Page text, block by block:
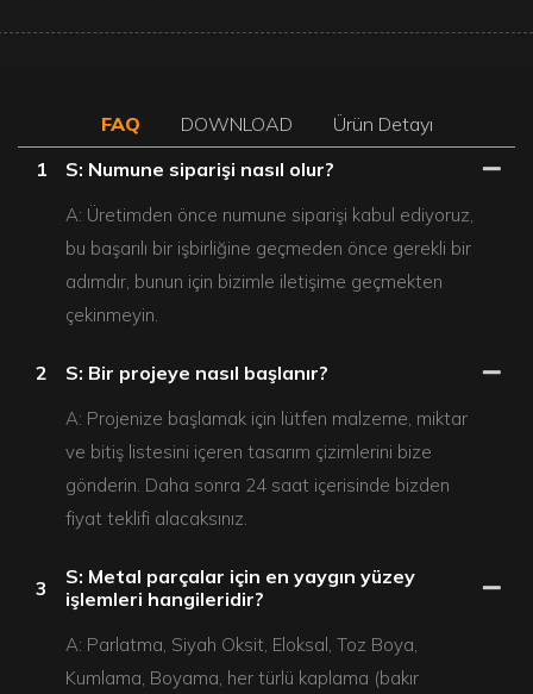
FAQ DOWNLOAD
Ürün Detayı
1
S: Numune siparişi nasıl olur?
A: Üretimden önce numune siparişi kabul ediyoruz,
bu başarılı bir işbirliğine geçmeden önce gerekli bir
adımdır, bunun için bizimle iletişime geçmekten
çekinmeyin.
2 S: Bir projeye nasıl başlanır?
A: Projenize başlamak için lütfen malzeme, miktar
ve bitiş listesini içeren tasarım çizimlerini bize
gönderin. Daha sonra 24 saat içerisinde bizden
fiyat teklifi alacaksınız.
3
S: Metal parçalar için en yaygın yüzey
işlemleri hangileridir?
A: Parlatma, Siyah Oksit, Eloksal, Toz Boya,
Kumlama, Boyama, her türlü kaplama (bakır